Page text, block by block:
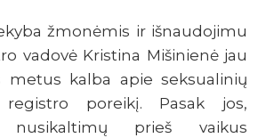
žmonėmis ir išnaudojimu
vadovė Kristina Mišinienė jau
metus kalba apie seksualinių
registro poreikį. Pasak jos,
nusikaltimų prieš vaikus